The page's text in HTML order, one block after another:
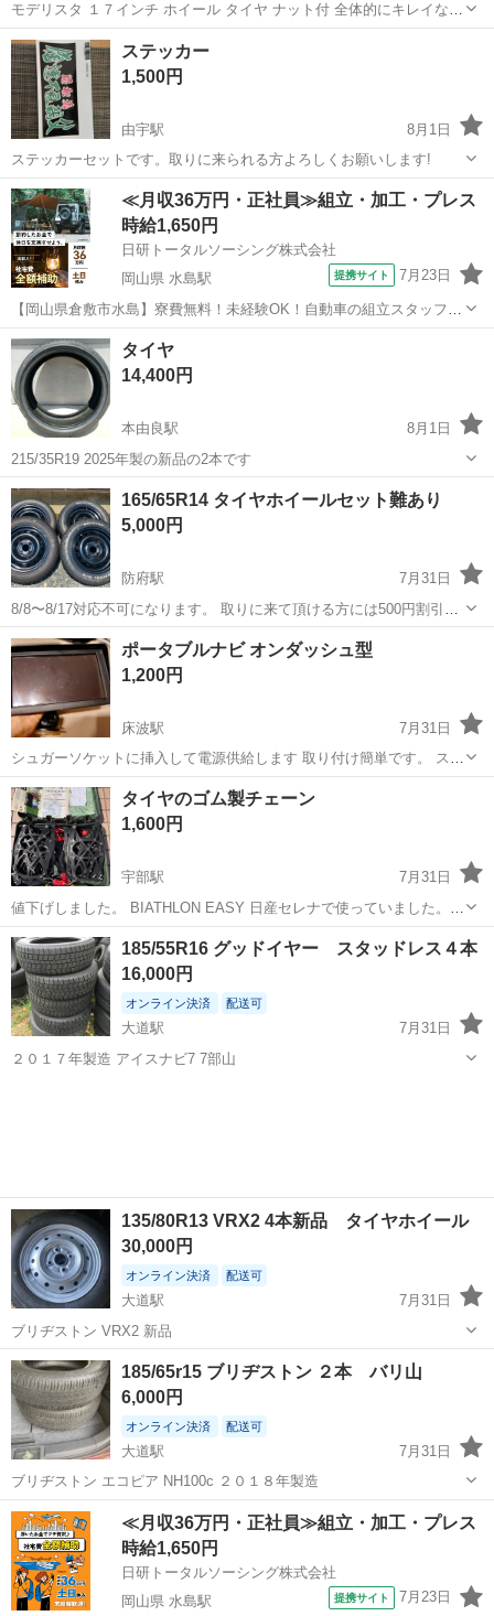
モデリスタ １７インチ ホイール タイヤ ナット付 全体的にキレイな商
品です。 50プリウスPHVに新車時から装着していました。 写真4枚目
の下に１カ所軽いガリ傷があります。 タイヤ TOYO ナノエナジー3
20...
山口 防府市
ステッカー
1,500円
由宇駅
8月1日
ステッカーセットです。取りに来られる方よろしくお願いします!
山口 岩国市 由宇駅 車のパーツ
≪月収36万円・正社員≫組立・加工・プレス
時給1,650円
日研トータルソーシング株式会社
岡山県 水島駅
提携サイト 7月23日
【岡山県倉敷市水島】寮費無料！未経験OK！自動車の組立スタッフ
《お仕事No.NS0089》 お仕事について 車の組立作業です。専用レール
に乗って流れてくる車の骨組みに、車内外の各部品・ハンドル・足回
り・ドア・シートなどの各...
岡山 倉敷市 水島駅
タイヤ
14,400円
本由良駅
8月1日
215/35R19 2025年製の新品の2本です
山口 宇部市 車のパーツ
165/65R14 タイヤホイールセット難あり
5,000円
防府駅
7月31日
8/8〜8/17対応不可になります。 取りに来て頂ける方には500円割引致
します。 165/65R14のタイヤホイールセットになります。 12インチに
変更したので不要になりました。 3本がマッドスターのRADIAL...
山口 防府市 防府駅 タイヤ、ホイール マッドスター
ポータブルナビ オンダッシュ型
1,200円
床波駅
7月31日
シュガーソケットに挿入して電源供給します 取り付け簡単です。 スマ
ホでBluetoothに繋げて音楽を聴いたり、ミラーリングしたり出来ま
す。
山口 宇部市 床波駅 カーオーディオ
タイヤのゴム製チェーン
1,600円
宇部駅
7月31日
値下げしました。 BIATHLON EASY 日産セレナで使っていました。
取扱い説明書、CD.手袋などついてます。 1.2回使ってますが、まだま
だ使えると思います。 ノークレーム、ノーリターンでお願いします。
山口 宇部市 タイヤ、ホイール
185/55R16 グッドイヤー スタッドレス４本
16,000円
オンライン決済 配送可
大道駅
7月31日
２０１７年製造 アイスナビ7 7部山
135/80R13 VRX2 4本新品 タイヤホイール
30,000円
オンライン決済 配送可
大道駅
7月31日
ブリヂストン VRX2 新品
山口 防府市 タイヤ、ホイール
185/65r15 ブリヂストン ２本 バリ山
6,000円
オンライン決済 配送可
大道駅
7月31日
ブリヂストン エコピア NH100c ２０１８年製造
山口 防府市 大道駅 タイヤ、ホイール ブリヂストン
≪月収36万円・正社員≫組立・加工・プレス
時給1,650円
日研トータルソーシング株式会社
岡山県 水島駅
提携サイト 7月23日